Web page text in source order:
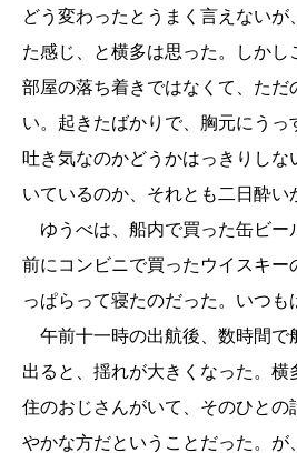
どう変わったとうまく言えないが
た感じ、と横多は思った。しかし
部屋の落ち着きではなくて、ただ
い。起きたばかりで、胸元にうっ
吐き気なのかどうかはっきりしな
いているのか、それとも二日酔い
ゆうべは、船内で買った缶ビー
前にコンビニで買ったウイスキー
っぱらって寝たのだった。いつも
午前十一時の出航後、数時間で
出ると、揺れが大きくなった。横
住のおじさんがいて、そのひとの
やかな方だということだった。が